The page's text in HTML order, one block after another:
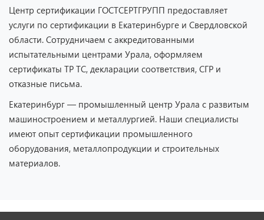
Центр сертификации ГОСТСЕРТГРУПП предоставляет
услуги по сертификации в Екатеринбурге и Свердловской
области. Сотрудничаем с аккредитованными
испытательными центрами Урала, оформляем
сертификаты ТР ТС, декларации соответствия, СГР и
отказные письма.
Екатеринбург — промышленный центр Урала с развитым
машиностроением и металлургией. Наши специалисты
имеют опыт сертификации промышленного
оборудования, металлопродукции и строительных
материалов.